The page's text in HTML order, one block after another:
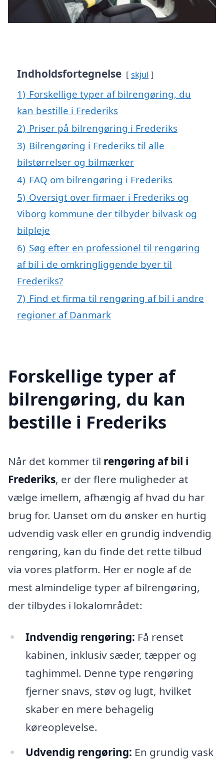
Indholdsfortegnelse skjul
1) Forskellige typer af bilrengøring, du
kan bestille i Frederiks
2) Priser på bilrengøring i Frederiks
3) Bilrengøring i Frederiks til alle
bilstørrelser og bilmærker
4) FAQ om bilrengøring i Frederiks
5) Oversigt over firmaer i Frederiks og
Viborg kommune der tilbyder bilvask og
bilpleje
6) Søg efter en professionel til rengøring
af bil i de omkringliggende byer til
Frederiks?
7) Find et firma til rengøring af bil i andre
regioner af Danmark
Forskellige typer af
bilrengøring, du kan
bestille i Frederiks
Når det kommer til rengøring af bil i
Frederiks, er der flere muligheder at
vælge imellem, afhængig af hvad du har
brug for. Uanset om du ønsker en hurtig
udvendig vask eller en grundig indvendig
rengøring, kan du finde det rette tilbud
via vores platform. Her er nogle af de
mest almindelige typer af bilrengøring,
der tilbydes i lokalområdet:
Indvendig rengøring: Få renset
kabinen, inklusiv sæder, tæpper og
taghimmel. Denne type rengøring
fjerner snavs, støv og lugt, hvilket
skaber en mere behagelig
køreoplevelse.
Udvendig rengøring: En grundig vask